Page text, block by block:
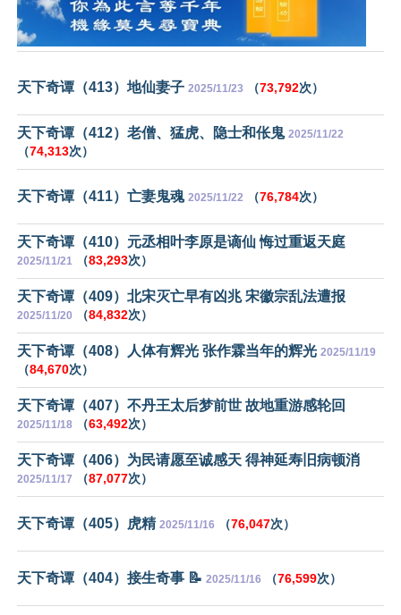
天下奇谭（413）地仙妻子 2025/11/23 （73,792次）
天下奇谭（412）老僧、猛虎、隐士和伥鬼 2025/11/22
（74,313次）
天下奇谭（411）亡妻鬼魂 2025/11/22 （76,784次）
天下奇谭（410）元丞相叶李原是谪仙 悔过重返天庭
2025/11/21 （83,293次）
天下奇谭（409）北宋灭亡早有凶兆 宋徽宗乱法遭报
2025/11/20 （84,832次）
天下奇谭（408）人体有辉光 张作霖当年的辉光 2025/11/19
（84,670次）
天下奇谭（407）不丹王太后梦前世 故地重游感轮回
2025/11/18 （63,492次）
天下奇谭（406）为民请愿至诚感天 得神延寿旧病顿消
2025/11/17 （87,077次）
天下奇谭（405）虎精 2025/11/16 （76,047次）
天下奇谭（404）接生奇事 📝 2025/11/16 （76,599次）